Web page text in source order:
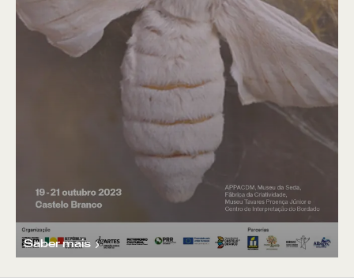
Saber mais